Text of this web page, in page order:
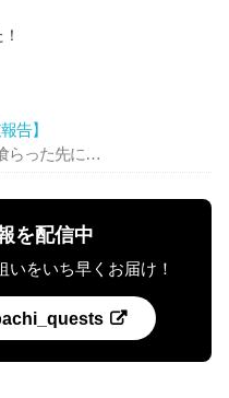
告】
らった先に…
を配信中
いをいち早くお届け！